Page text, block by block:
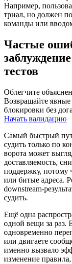
Например,
триал, но должен
команды или
Частые
тестов
Облегчите
Возвращайте
блокировки без
Начать валидацию
Самый быстрый
судить только по
ворота может
доставляемость,
поддержку, потому
или битые адреса.
судить.
Ещё одна
одной вещи за раз.
одновременно
или двигаете
именно вызвало
изменение правила,